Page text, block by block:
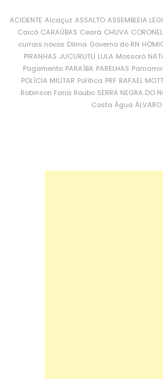
ACIDENTE Alcaçuz ASSALTO ASSEMBLEIA
Caicó CARAÚBAS Ceará CHUVA
currais novos Dilma Governo do RN
PIRANHAS JUCURUTU LULA Mossoró
Pagamento PARAÍBA PARELHAS
POLÍCIA MILITAR Política PRF RAFAEL
Robinson Faria Roubo SERRA NEGRA DO
Costa Água